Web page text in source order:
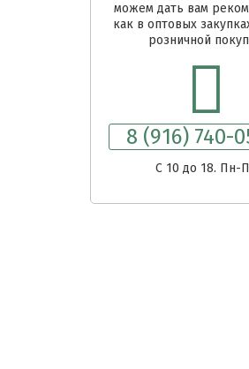
можем дать вам
как в оптовых
розничной
8 (916) 740-
C 10 до 18. Пн-